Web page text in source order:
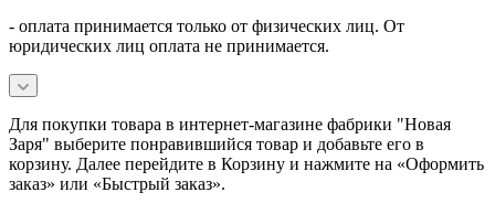
- оплата принимается только от физических лиц. От
юридических лиц оплата не принимается.
Для покупки товара в интернет-магазине фабрики "Новая
Заря" выберите понравившийся товар и добавьте его в
корзину. Далее перейдите в Корзину и нажмите на «Оформить
заказ» или «Быстрый заказ».